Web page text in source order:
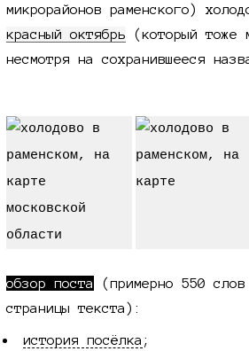
микрорайонов раменского)
красный октябрь (который тоже
несмотря на сохранившееся
обзор поста (примерно 550
страницы текста):
история посёлка ;